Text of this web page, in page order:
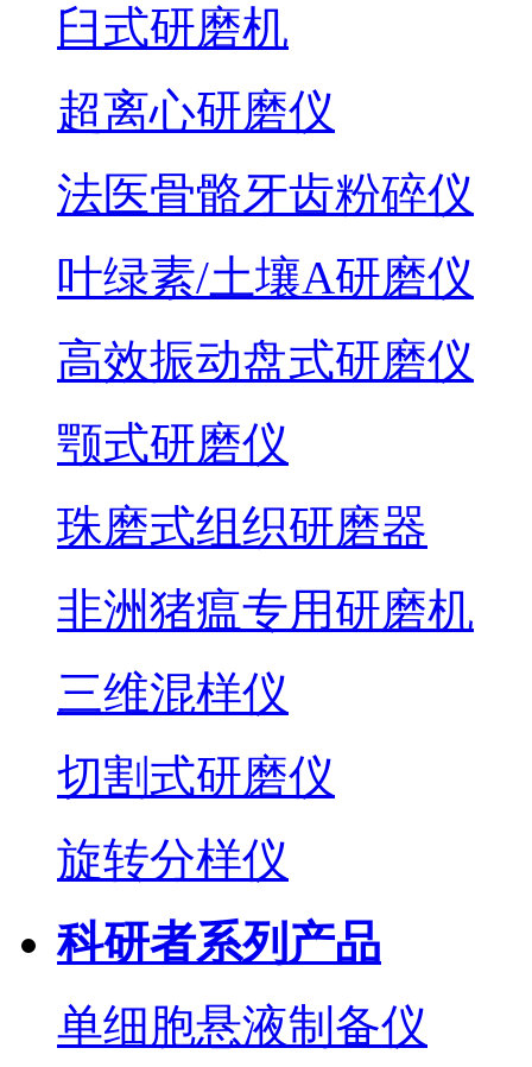
臼式研磨机
超离心研磨仪
法医骨骼牙齿粉碎仪
叶绿素/土壤A研磨仪
高效振动盘式研磨仪
颚式研磨仪
珠磨式组织研磨器
非洲猪瘟专用研磨机
三维混样仪
切割式研磨仪
旋转分样仪
科研者系列产品
单细胞悬液制备仪